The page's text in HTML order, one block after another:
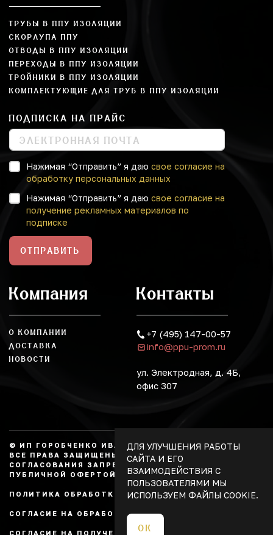
ТРУБЫ В ППУ ИЗОЛЯЦИИ
СКОРЛУПА ППУ
ОТВОДЫ В ППУ ИЗОЛЯЦИИ
ПЕРЕХОДЫ В ППУ ИЗОЛЯЦИИ
ТРОЙНИКИ В ППУ ИЗОЛЯЦИИ
КОМПЛЕКТУЮЩИЕ ДЛЯ ТРУБ В ППУ ИЗОЛЯЦИИ
ПОДПИСКА НА ПРАЙС
Нажимая “Отправить” я даю свое согласие на
обработку персональных данных
Нажимая “Отправить” я даю свое согласие на
получение рекламных материалов по
подписке
ОТПРАВИТЬ
Компания
О КОМПАНИИ
ДОСТАВКА
НОВОСТИ
Контакты
+7 (495) 147-00-57
info@ppu-prom.ru
ул. Электродная, д. 4Б,
офис 307
© ИП ГОРОБЧЕНКО ИВАН АЛЕКСАНДРОВИЧ, 2026.
ВСЕ ПРАВА ЗАЩИЩЕНЫ, КОПИРОВАНИЕ БЕЗ
СОГЛАСОВАНИЯ ЗАПРЕЩЕНО. НЕ ЯВЛЯЕТСЯ
ПУБЛИЧНОЙ ОФЕРТОЙ.
ПОЛИТИКА ОБРАБОТКИ ПЕРСОНАЛЬНЫХ ДАННЫХ
СОГЛАСИЕ НА ОБРАБОТКУ ПЕРСОНАЛЬНЫХ ДАННЫХ
СОГЛАСИЕ НА ПОЛУЧЕНИЕ РЕКЛАМЫ
ДЛЯ УЛУЧШЕНИЯ РАБОТЫ
САЙТА И ЕГО
ВЗАИМОДЕЙСТВИЯ С
ПОЛЬЗОВАТЕЛЯМИ МЫ
ИСПОЛЬЗУЕМ ФАЙЛЫ COOKIE.
ОК